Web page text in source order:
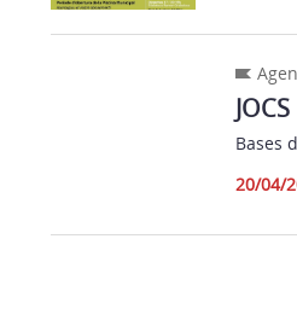
Bases
20/04/